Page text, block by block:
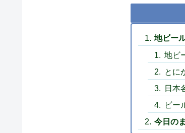
地ビー
地ビ
とに
日本
ビー
今日の